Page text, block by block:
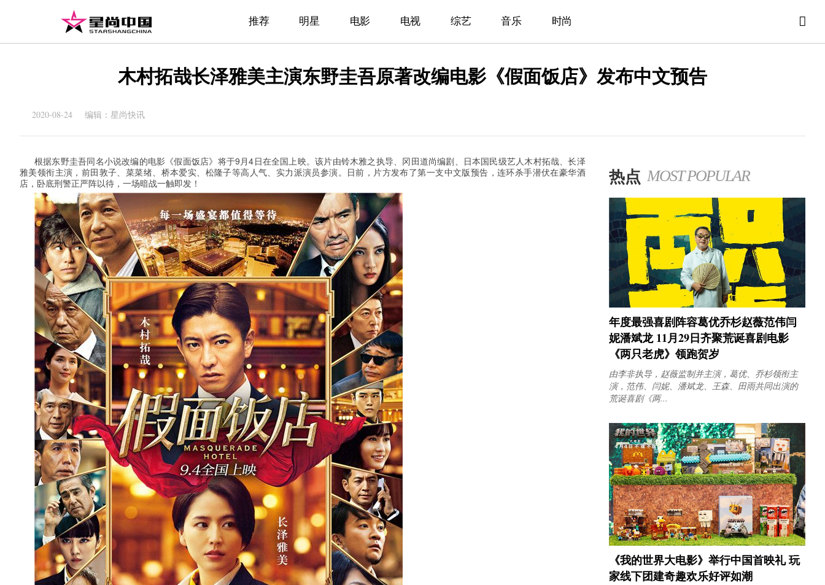
推荐 明星 电影 电视 综艺 音乐 时尚
木村拓哉长泽雅美主演东野圭吾原著改编电影《假面饭店》发布中文预告
2020-08-24 编辑：星尚快讯
根据东野圭吾同名小说改编的电影《假面饭店》将于9 月4 日在全国上映。该片由铃木雅之执导、冈田道尚编剧、日本国民级艺人木村拓哉、长泽
雅美领衔主演，前田敦子、菜菜绪、桥本爱实、松隆子等高人气、实力派演员参演。日前，片方发布了第一支中文版预告，连环杀手潜伏在豪华酒
店，卧底刑警正严阵以待，一场暗战一触即发！
热点 MOST POPULAR
年度最强喜剧阵容葛优乔杉赵薇范伟闫
妮潘斌龙 11月29日齐聚荒诞喜剧电影
《两只老虎》领跑贺岁
由李非执导，赵薇监制并主演，葛优、乔杉领衔主
演，范伟、闫妮、潘斌龙、王森、田雨共同出演的
荒诞喜剧《两...
《我的世界大电影》举行中国首映礼 玩
家线下团建奇趣欢乐好评如潮